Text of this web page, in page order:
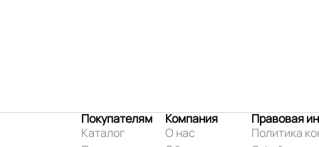
Покупателям
Каталог
Компания
О нас
Правовая
Политика